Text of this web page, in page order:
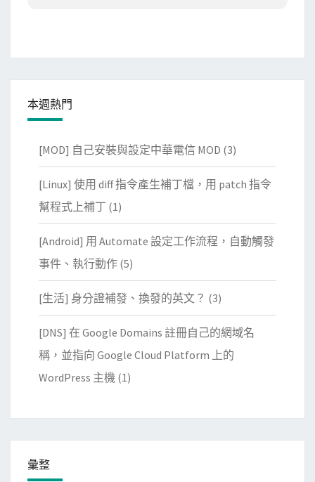
本週熱門
[MOD] 自己安裝與設定中華電信 MOD (3)
[Linux] 使用 diff 指令產生補丁檔，用 patch 指令
幫程式上補丁 (1)
[Android] 用 Automate 設定工作流程，自動觸發
事件、執行動作 (5)
[生活] 身分證補發、換發的英文？ (3)
[DNS] 在 Google Domains 註冊自己的網域名
稱，並指向 Google Cloud Platform 上的
WordPress 主機 (1)
彙整